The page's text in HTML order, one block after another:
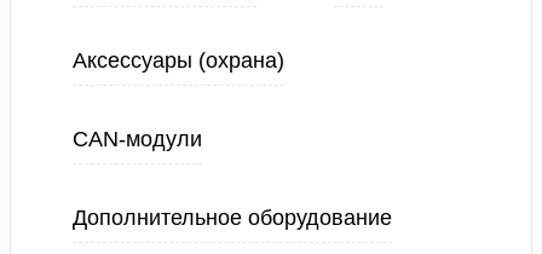
Аксессуары (охрана)
CAN-модули
Дополнительное оборудование